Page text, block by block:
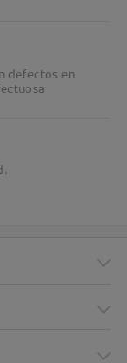
defectos en